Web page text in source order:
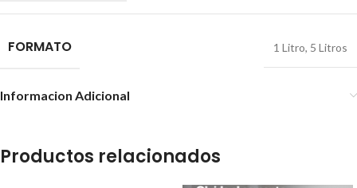
FORMATO 1 Litro, 5 Litros
Informacion Adicional
Productos relacionados